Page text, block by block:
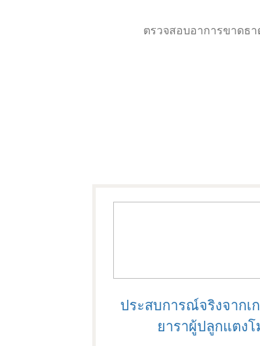
ตรวจสอบอาการขาดธ
ประสบการณ์จริงจากเ
ยาราผู้ปลูกแตงโ